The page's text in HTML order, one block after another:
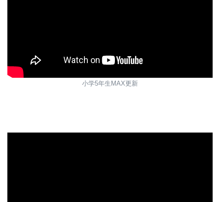
小学5年生MAX更新